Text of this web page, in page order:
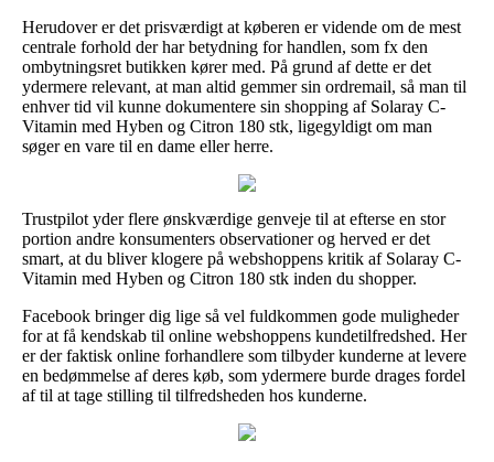
Herudover er det prisværdigt at køberen er vidende om de mest
centrale forhold der har betydning for handlen, som fx den
ombytningsret butikken kører med. På grund af dette er det
ydermere relevant, at man altid gemmer sin ordremail, så man til
enhver tid vil kunne dokumentere sin shopping af Solaray C-
Vitamin med Hyben og Citron 180 stk, ligegyldigt om man
søger en vare til en dame eller herre.
Trustpilot yder flere ønskværdige genveje til at efterse en stor
portion andre konsumenters observationer og herved er det
smart, at du bliver klogere på webshoppens kritik af Solaray C-
Vitamin med Hyben og Citron 180 stk inden du shopper.
Facebook bringer dig lige så vel fuldkommen gode muligheder
for at få kendskab til online webshoppens kundetilfredshed. Her
er der faktisk online forhandlere som tilbyder kunderne at levere
en bedømmelse af deres køb, som ydermere burde drages fordel
af til at tage stilling til tilfredsheden hos kunderne.